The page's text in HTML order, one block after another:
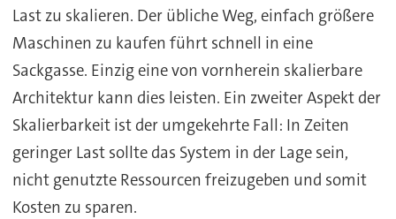
Last zu skalieren. Der übliche Weg, einfach größere
Maschinen zu kaufen führt schnell in eine
Sackgasse. Einzig eine von vornherein skalierbare
Architektur kann dies leisten. Ein zweiter Aspekt der
Skalierbarkeit ist der umgekehrte Fall: In Zeiten
geringer Last sollte das System in der Lage sein,
nicht genutzte Ressourcen freizugeben und somit
Kosten zu sparen.